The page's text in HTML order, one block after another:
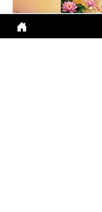
गुरु पूर्णिमा 2026: गुरु